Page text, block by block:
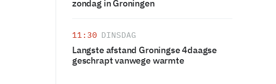
zondag in Groningen
11:30 DINSDAG
Langste afstand Groningse 4daagse
geschrapt vanwege warmte